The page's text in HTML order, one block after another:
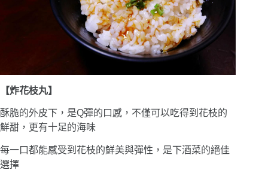
【炸花枝丸】
酥脆的外皮下，是Q彈的口感，不僅可以吃得到花枝的
鮮甜，更有十足的海味
每一口都能感受到花枝的鮮美與彈性，是下酒菜的絕佳
選擇